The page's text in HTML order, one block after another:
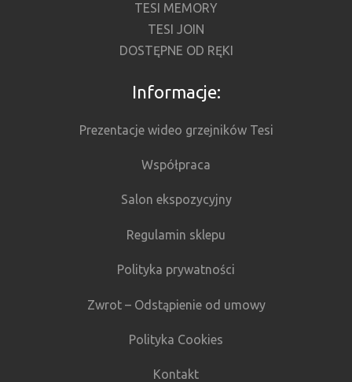
TESI MEMORY
TESI JOIN
DOSTĘPNE OD RĘKI
Informacje:
Prezentacje wideo grzejników Tesi
Współpraca
Salon ekspozycyjny
Regulamin sklepu
Polityka prywatności
Zwrot – Odstąpienie od umowy
Polityka Cookies
Kontakt